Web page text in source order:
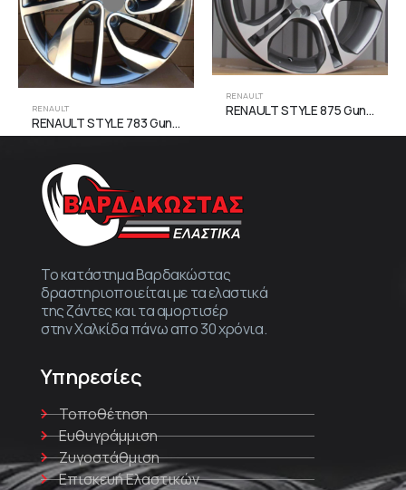
RENAULT
RENAULT STYLE 783 Gun Metal Face Machined
RENAULT
RENAULT STYLE 875 Gun Metal Face Machined
Το κατάστημα Βαρδακώστας
δραστηριοποιείται με τα ελαστικά
της ζάντες και τα αμορτισέρ
στην Χαλκίδα πάνω απο 30 χρόνια.
Υπηρεσίες
Τοποθέτηση
Ευθυγράμμιση
Ζυγοστάθμιση
Επισκευή Ελαστικών